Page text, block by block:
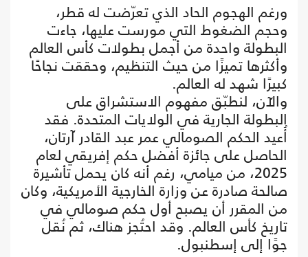
ورغم الهجوم الحاد الذي تعرّضت له قطر،
وحجم الضغوط التي مورست عليها، جاءت
البطولة واحدة من أجمل بطولات كأس العالم
وأكثرها تميزًا من حيث التنظيم، وحققت نجاحًا
كبيرًا شهد له العالم.
والآن، لنطبّق مفهوم الاستشراق على
البطولة الجارية في الولايات المتحدة. فقد
أُعيد الحكم الصومالي عمر عبد القادر آرتان،
الحاصل على جائزة أفضل حكم إفريقي لعام
2025، من ميامي، رغم أنه كان يحمل تأشيرة
صالحة صادرة عن وزارة الخارجية الأمريكية، وكان
من المقرر أن يصبح أول حكم صومالي في
تاريخ كأس العالم. وقد احتُجز هناك، ثم نُقل
جوًا إلى إسطنبول.